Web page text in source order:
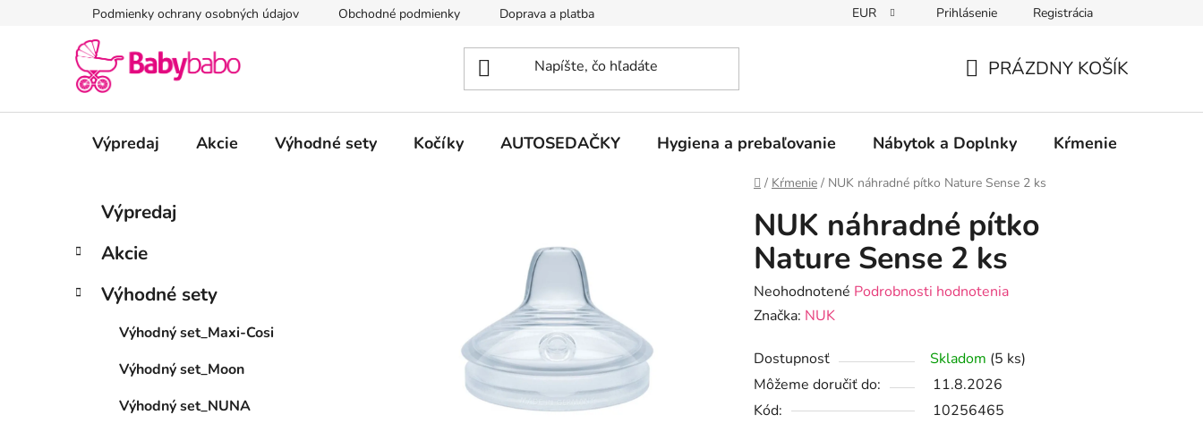
Podmienky ochrany osobných údajov Obchodné podmienky Doprava a platba EUR Prihlásenie Registrácia
KOŠÍK
PRÁZDNY KOŠÍK
Výpredaj Akcie Výhodné sety Kočíky AUTOSEDAČKY Hygiena a prebaľovanie Nábytok a Doplnky Kŕmenie
Domov
/ Kŕmenie / NUK náhradné pítko Nature Sense 2 ks
č
ý
Preskočiť
kategórie
e
ó
Výpredaj
Akcie
Výhodné sety
Výhodný set_Maxi-Cosi
Výhodný set_Moon
Výhodný set_NUNA
NUK náhradné pítko
Nature Sense 2 ks
Priemerné
hodnotenie
je
0,0
z
Neohodnotené Podrobnosti hodnotenia
Značka: NUK
Dostupnosť Skladom (5 ks)
Môžeme doručiť do:
11.8.2026
Kód:
10256465